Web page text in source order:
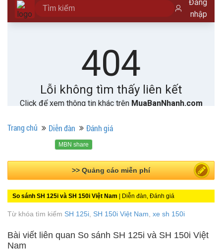
Trang chủ Diễn đàn Đánh giá
MBN share
>> Bài PR miễn phí
So sánh SH 125i và SH 150i Việt Nam | Diễn đàn, Đánh giá
Từ khóa tìm kiếm SH 125i SH 150i Việt Nam xe sh 150i
Bài viết liên quan So sánh SH 125i và SH 150i Việt
Nam